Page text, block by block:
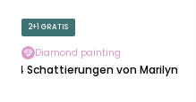
R
U
N
R
O
D
2+1 GRATIS
Diamond painting
4 Schattierungen von Marilyn